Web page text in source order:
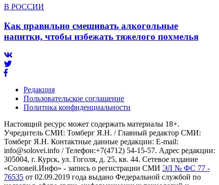
В РОССИИ
Как правильно смешивать алкогольные
напитки, чтобы избежать тяжелого похмелья
Редакция
Пользовательское соглашение
Политика конфиденциальности
Настоящий ресурс может содержать материалы 18+.
Учредитель СМИ: Томберг Я.Н. / Главный редактор СМИ:
Томберг Я.Н. Контактные данные редакции: E-mail:
info@solovei.info / Телефон:+7(4712) 54-15-57. Адрес редакции:
305004, г. Курск, ул. Гоголя, д. 25, кв. 44. Сетевое издание
«Соловей.Инфо» - запись о регистрации СМИ ЭЛ № ФС 77 -
76535 от 02.09.2019 года выдано Федеральной службой по